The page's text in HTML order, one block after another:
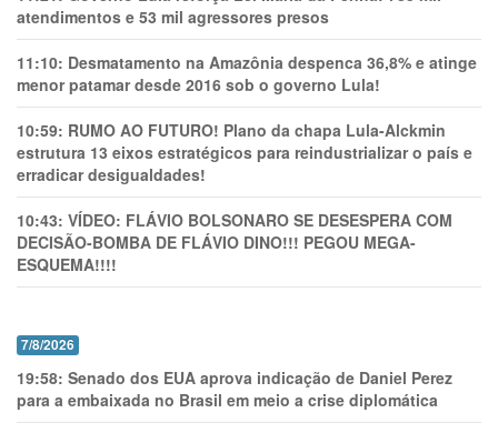
atendimentos e 53 mil agressores presos
11:10: Desmatamento na Amazônia despenca 36,8% e atinge
menor patamar desde 2016 sob o governo Lula!
10:59: RUMO AO FUTURO! Plano da chapa Lula-Alckmin
estrutura 13 eixos estratégicos para reindustrializar o país e
erradicar desigualdades!
10:43: VÍDEO: FLÁVIO BOLSONARO SE DESESPERA COM
DECISÃO-BOMBA DE FLÁVIO DINO!!! PEGOU MEGA-
ESQUEMA!!!!
7/8/2026
19:58: Senado dos EUA aprova indicação de Daniel Perez
para a embaixada no Brasil em meio a crise diplomática